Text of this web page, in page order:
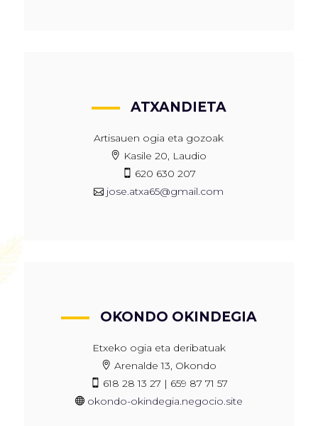
ATXANDIETA
Artisauen ogia eta gozoak
Kasile 20, Laudio
620 630 207
jose.atxa65@gmail.com
OKONDO OKINDEGIA
Etxeko ogia eta deribatuak
Arenalde 13, Okondo
618 28 13 27 | 659 87 71 57
okondo-okindegia.negocio.site